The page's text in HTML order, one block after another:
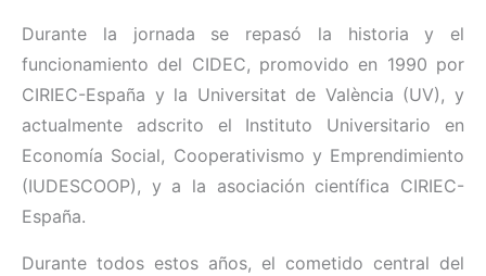
Durante la jornada se repasó la historia y el
funcionamiento del CIDEC, promovido en 1990 por
CIRIEC-España y la Universitat de València (UV), y
actualmente adscrito el Instituto Universitario en
Economía Social, Cooperativismo y Emprendimiento
(IUDESCOOP), y a la asociación científica CIRIEC-
España.
Durante todos estos años, el cometido central del